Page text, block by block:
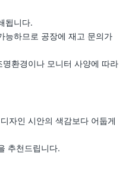
됩니다.
능하므로 공장에 재고 문의가
환경이나 모니터 사양에 따라
자인 시안의 색감보다 어둡게
추천드립니다.